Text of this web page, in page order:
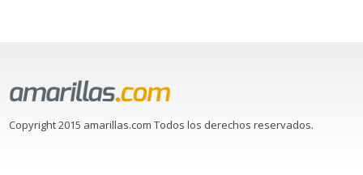
Copyright 2015 amarillas.com Todos los derechos reservados.